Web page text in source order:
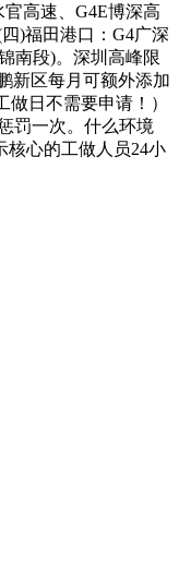
高速、G4E博深高
)福田港口：G4广深
南段)。深圳高峰限
新区每月可额外添加
日不需要申请！）
罚一次。什么环境
核心的工做人员24小